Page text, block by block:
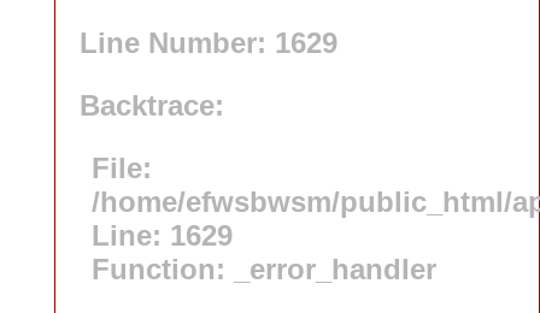
Line Number: 1629
Backtrace:
File:
/home/efwsbwsm/public_html/
Line: 1629
Function: _error_handler